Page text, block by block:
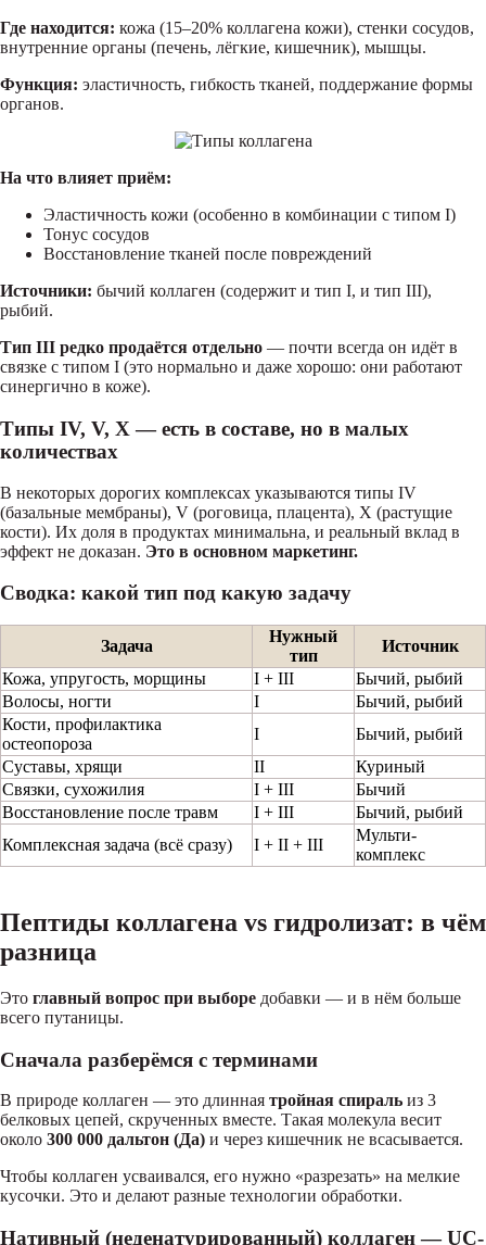
Где находится: кожа (15–20% коллагена кожи), стенки сосудов,
внутренние органы (печень, лёгкие, кишечник), мышцы.
Функция: эластичность, гибкость тканей, поддержание формы
органов.
На что влияет приём:
Эластичность кожи (особенно в комбинации с типом I)
Тонус сосудов
Восстановление тканей после повреждений
Источники: бычий коллаген (содержит и тип I, и тип III),
рыбий.
Тип III редко продаётся отдельно — почти всегда он идёт в
связке с типом I (это нормально и даже хорошо: они работают
синергично в коже).
Типы IV, V, X — есть в составе, но в малых
количествах
В некоторых дорогих комплексах указываются типы IV
(базальные мембраны), V (роговица, плацента), X (растущие
кости). Их доля в продуктах минимальна, и реальный вклад в
эффект не доказан. Это в основном маркетинг.
Сводка: какой тип под какую задачу
Задача
Нужный
тип
Источник
Кожа, упругость, морщины
I + III
Бычий, рыбий
Волосы, ногти
I
Бычий, рыбий
Кости, профилактика
остеопороза
I
Бычий, рыбий
Суставы, хрящи
II
Куриный
Связки, сухожилия
I + III
Бычий
Восстановление после травм
I + III
Бычий, рыбий
Комплексная задача (всё сразу)
I + II + III
Мульти-
комплекс
Пептиды коллагена vs гидролизат: в чём
разница
Это главный вопрос при выборе добавки — и в нём больше
всего путаницы.
Сначала разберёмся с терминами
В природе коллаген — это длинная тройная спираль из 3
белковых цепей, скрученных вместе. Такая молекула весит
около 300 000 дальтон (Да) и через кишечник не всасывается.
Чтобы коллаген усваивался, его нужно «разрезать» на мелкие
кусочки. Это и делают разные технологии обработки.
Нативный (неденатурированный) коллаген — UC-